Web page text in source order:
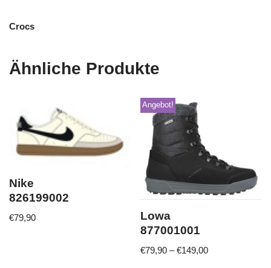
Crocs
Ähnliche Produkte
Nike
826199002
€79,90
Angebot!
Lowa
877001001
€79,90 –€149,00